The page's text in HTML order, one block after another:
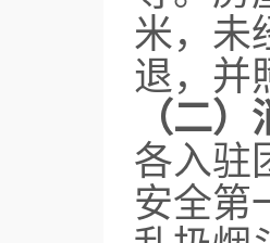
米，未
退，并
（二
各入驻
安全第